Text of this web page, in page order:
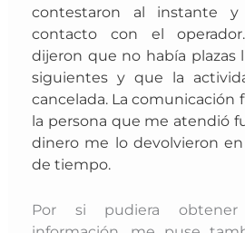
contestaron al instante
contacto con el
dijeron que no había plazas
siguientes y que la
cancelada. La comunicación
la persona que me atendió
dinero me lo devolvieron
de tiempo.
Por si pudiera